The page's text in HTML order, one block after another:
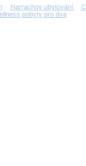
Harrachov ubytování
pobyty pro dva